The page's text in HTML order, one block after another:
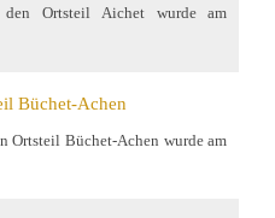
den Ortsteil Aichet wurde am
Büchet-Achen
Ortsteil Büchet-Achen wurde am